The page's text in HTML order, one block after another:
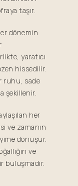
taşır.
dönemin
yaratıcı
hissedilir.
ruhu, sade
şekillenir.
her
ve zamanın
dönüşür.
ve
buluşmadır.